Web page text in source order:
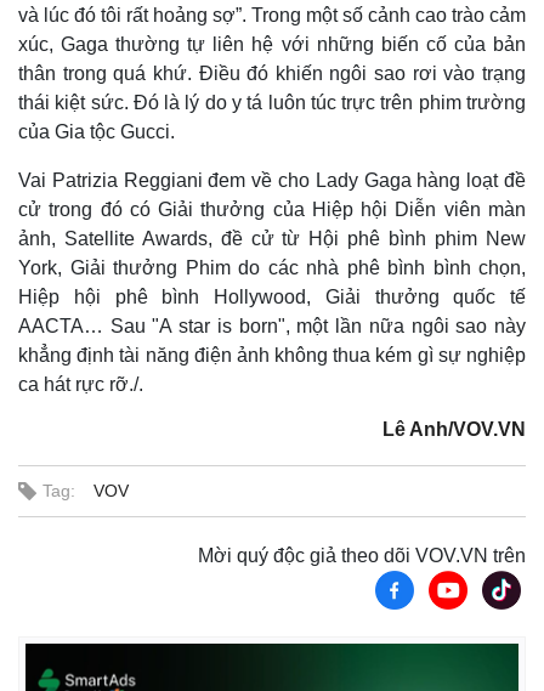
và lúc đó tôi rất hoảng sợ”. Trong một số cảnh cao trào cảm
xúc, Gaga thường tự liên hệ với những biến cố của bản
thân trong quá khứ. Điều đó khiến ngôi sao rơi vào trạng
thái kiệt sức. Đó là lý do y tá luôn túc trực trên phim trường
của Gia tộc Gucci.
Vai Patrizia Reggiani đem về cho Lady Gaga hàng loạt đề
cử trong đó có Giải thưởng của Hiệp hội Diễn viên màn
ảnh, Satellite Awards, đề cử từ Hội phê bình phim New
York, Giải thưởng Phim do các nhà phê bình bình chọn,
Hiệp hội phê bình Hollywood, Giải thưởng quốc tế
AACTA… Sau "A star is born", một lần nữa ngôi sao này
khẳng định tài năng điện ảnh không thua kém gì sự nghiệp
ca hát rực rỡ./.
Lê Anh/VOV.VN
Tag: VOV
Mời quý độc giả theo dõi VOV.VN trên